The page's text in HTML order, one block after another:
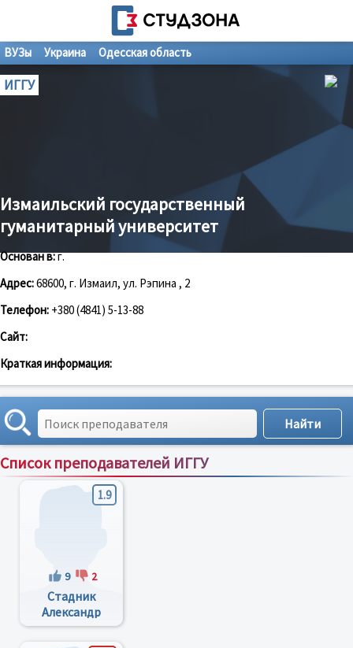
ВУЗы Украина Одесская область
ИГГУ
Измаильский государственный
гуманитарный университет
Основан в:г.
Адрес:68600, г. Измаил, ул. Рэпина , 2
Телефон: +380 (4841) 5-13-88
Сайт:
Краткая информация:
Список преподавателей ИГГУ
Сортировка по:имени;рейтингу;отзывам
1.9
9 2
Стадник
Александр
Иванович